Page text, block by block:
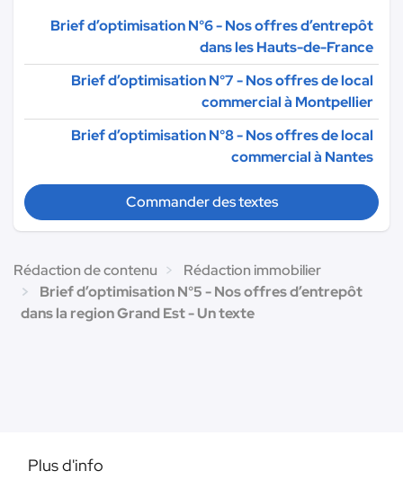
Brief d’optimisation N°6 - Nos offres d’entrepôt
dans les Hauts-de-France
Brief d’optimisation N°7 - Nos offres de local
commercial à Montpellier
Brief d’optimisation N°8 - Nos offres de local
commercial à Nantes
Commander des textes
Rédaction de contenu
Rédaction immobilier
Brief d’optimisation N°5 - Nos offres d’entrepôt
dans la region Grand Est - Un texte
Plus d'info